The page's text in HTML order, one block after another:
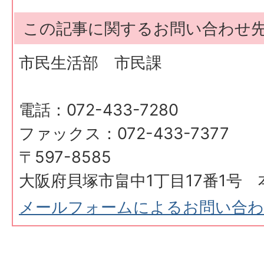
この記事に関するお問い合わせ
市民生活部 市民課
電話：072-433-7280
ファックス：072-433-7377
〒597-8585
大阪府貝塚市畠中1丁目17番1号
メールフォームによるお問い合